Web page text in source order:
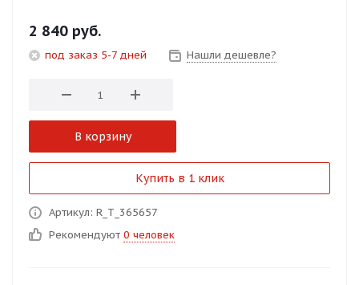
2 840 руб.
под заказ 5-7 дней Нашли дешевле?
В корзину
Купить в 1 клик
Артикул: R_T_365657
Рекомендуют 0 человек
Оставшиеся
% будут
% каждые 2 недели
об оплате Плайтом